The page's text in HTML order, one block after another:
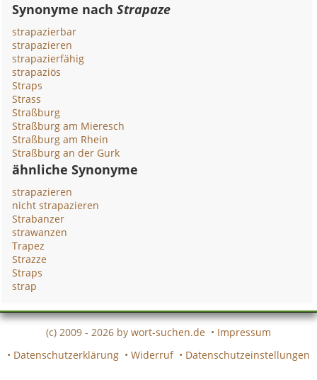
Synonyme nachStrapaze
strapazierbar
strapazieren
strapazierfähig
strapaziös
Straps
Strass
Straßburg
Straßburg am Mieresch
Straßburg am Rhein
Straßburg an der Gurk
ähnliche Synonyme
strapazieren
nicht strapazieren
Strabanzer
strawanzen
Trapez
Strazze
Straps
strap
(c) 2009 - 2026 by wort-suchen.de • Impressum
• Datenschutzerklärung • Widerruf • Datenschutzeinstellungen